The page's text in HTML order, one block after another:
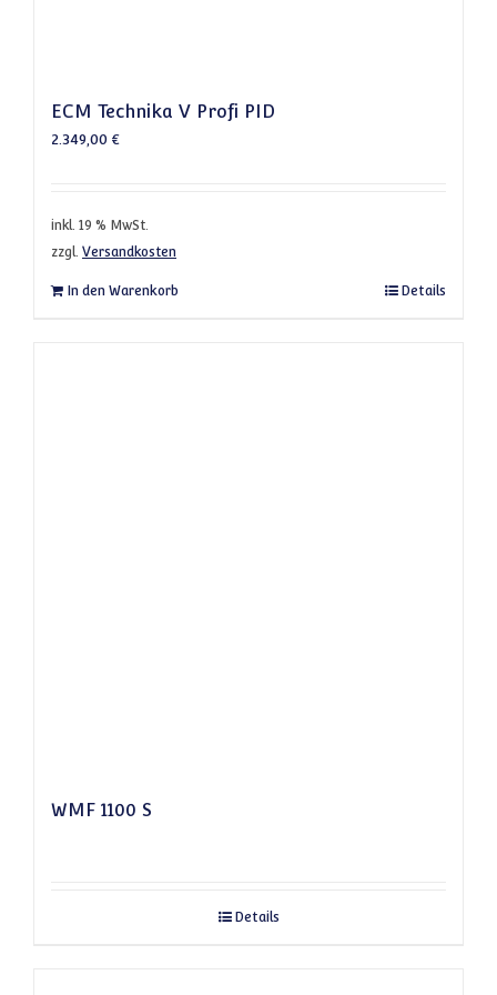
ECM Technika V Profi PID
2.349,00 €
inkl. 19 % MwSt.
zzgl. Versandkosten
In den Warenkorb Details
WMF 1100 S
Details